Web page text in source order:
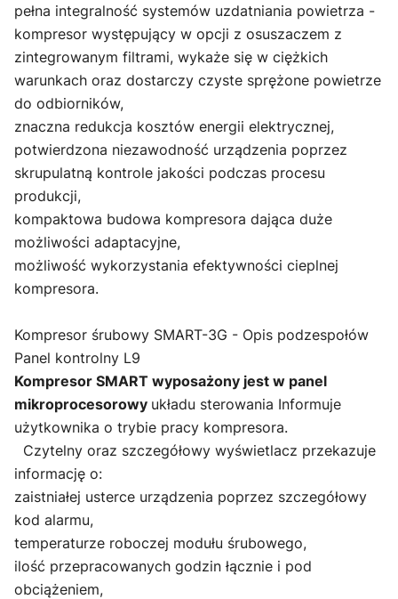
pełna integralność systemów uzdatniania powietrza -
kompresor występujący w opcji z osuszaczem z
zintegrowanym filtrami, wykaże się w ciężkich
warunkach oraz dostarczy czyste sprężone powietrze
do odbiorników,
znaczna redukcja kosztów energii elektrycznej,
potwierdzona niezawodność urządzenia poprzez
skrupulatną kontrole jakości podczas procesu
produkcji,
kompaktowa budowa kompresora dająca duże
możliwości adaptacyjne,
możliwość wykorzystania efektywności cieplnej
kompresora.
Kompresor śrubowy SMART-3G - Opis podzespołów
Panel kontrolny L9
Kompresor SMART wyposażony jest w panel
mikroprocesorowy układu sterowania Informuje
użytkownika o trybie pracy kompresora.
Czytelny oraz szczegółowy wyświetlacz przekazuje
informację o:
zaistniałej usterce urządzenia poprzez szczegółowy
kod alarmu,
temperaturze roboczej modułu śrubowego,
ilość przepracowanych godzin łącznie i pod
obciążeniem,